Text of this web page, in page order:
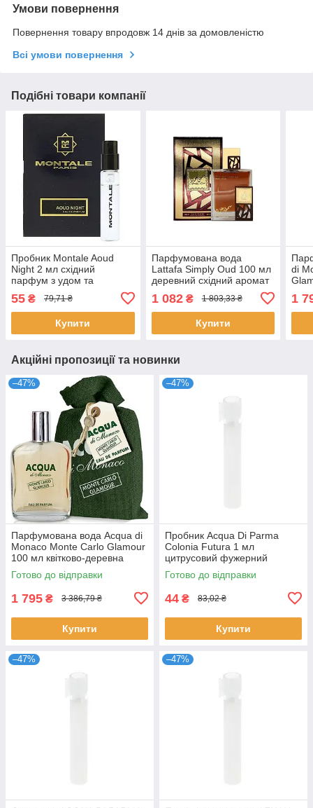
Умови повернення
Повернення товару впродовж 14 днів за домовленістю
Всі умови повернення
Подібні товари компанії
Пробник Montale Aoud
Night 2 мл східний
парфум з удом та
трояндою унісекс стійкий
селективний Монталь
55 ₴ 79,71 ₴
Купити
Парфумована вода
Lattafa Simply Oud 100 мл
деревний східний аромат
Латтафа
1 082₴ 1 803,33 ₴
Купити
di
1
Акційні пропозиції та новинки
–47%
Парфумована вода Acqua di
Monaco Monte Carlo Glamour
100 мл квітково-деревна
нішева унісекс Акква ді
Монако
Готово до відправки
1 795 ₴ 3 386,79 ₴
Купити
–47%
Пробник Acqua Di Parma
Colonia Futura 1 мл
цитрусовий фужерний
унісекс розпив нішевих
парфумів Аква ді Парма
Готово до відправки
44 ₴ 83,02 ₴
Купити
–47% –47%